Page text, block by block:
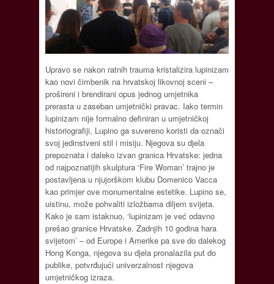
Upravo se nakon ratnih trauma kristalizira lupinizam
kao novi čimbenik na hrvatskoj likovnoj sceni –
prošireni i brendirani opus jednog umjetnika
prerasta u zaseban umjetnički pravac. Iako termin
lupinizam nije formalno definiran u umjetničkoj
historiografiji, Lupino ga suvereno koristi da označi
svoj jedinstveni stil i misiju. Njegova su djela
prepoznata i daleko izvan granica Hrvatske: jedna
od najpoznatijih skulptura ‘Fire Woman’ trajno je
postavljena u njujorškom klubu Domenico Vacca
kao primjer ove monumentalne estetike. Lupino se,
uistinu, može pohvaliti izložbama diljem svijeta.
Kako je sam istaknuo, ‘lupinizam je već odavno
prešao granice Hrvatske. Zadnjih 10 godina hara
svijetom’ – od Europe i Amerike pa sve do dalekog
Hong Konga, njegova su djela pronalazila put do
publike, potvrđujući univerzalnost njegova
umjetničkog izraza.